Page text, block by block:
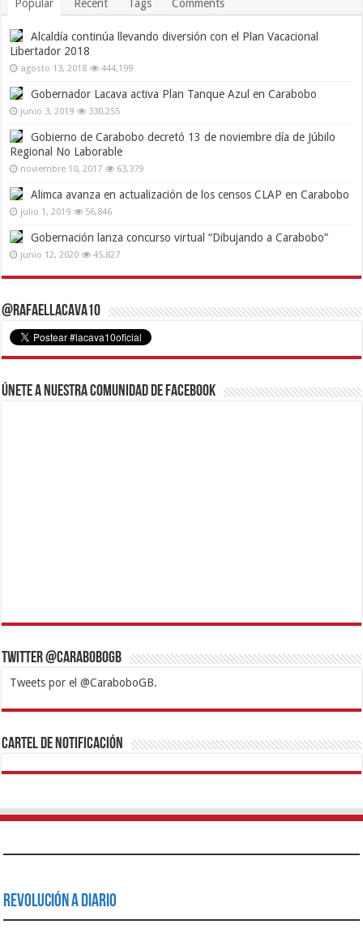
Popular Recent Tags Comments
Alcaldía continúa llevando diversión con el Plan Vacacional
Libertador 2018
agosto 13, 2018 444,199
Gobernador Lacava activa Plan Tanque Azul en Carabobo
junio 3, 2019 330,255
Gobierno de Carabobo decretó 13 de noviembre día de Júbilo
Regional No Laborable
noviembre 10, 2017 63,379
Alimca avanza en actualización de los censos CLAP en Carabobo
julio 1, 2019 56,846
Gobernación lanza concurso virtual “Dibujando a Carabobo”
junio 12, 2020 45,827
@RafaelLacava10
Únete a nuestra comunidad de Facebook
Twitter @CaraboboGB
Tweets por el @CaraboboGB.
1xbetBetturkeyBetistKralbetSupertotobetTipobetMatadorbetMariobet
https://mvbcasino.com/
Cartel de Notificación
Revolución a Diario